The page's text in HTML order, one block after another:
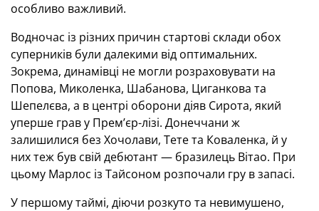
особливо важливий.
Водночас із різних причин стартові склади обох
суперників були далекими від оптимальних.
Зокрема, динамівці не могли розраховувати на
Попова, Миколенка, Шабанова, Циганкова та
Шепелєва, а в центрі оборони діяв Сирота, який
уперше грав у Прем’єр-лізі. Донеччани ж
залишилися без Хочолави, Тете та Коваленка, й у
них теж був свій дебютант — бразилець Вітао. При
цьому Марлос із Тайсоном розпочали гру в запасі.
У першому таймі, діючи розкуто та невимушено,